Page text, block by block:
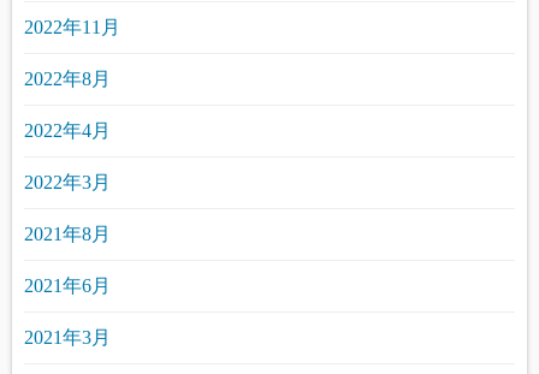
2022年11月
2022年8月
2022年4月
2022年3月
2021年8月
2021年6月
2021年3月